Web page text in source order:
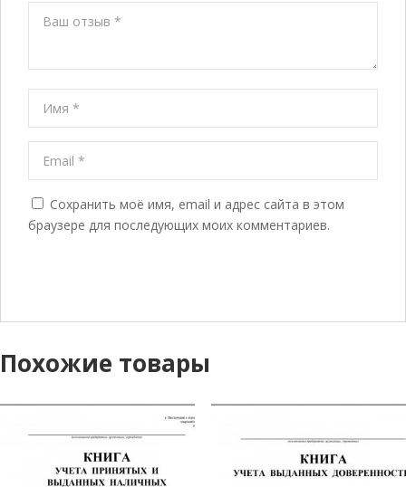
Сохранить моё имя, email и адрес сайта в этом
браузере для последующих моих комментариев.
Похожие товары